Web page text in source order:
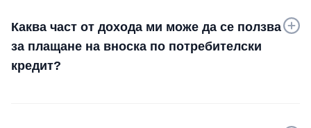
Каква част от дохода ми може да се ползва
за плащане на вноска по потребителски
кредит?